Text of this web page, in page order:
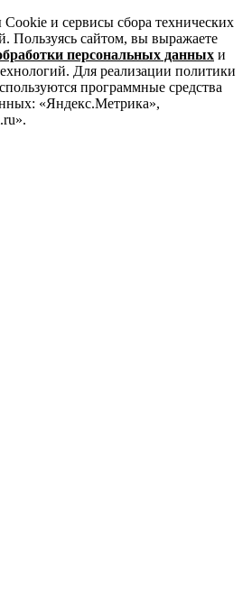
и сервисы сбора технических
Пользуясь сайтом, вы выражаете
персональных данных и
Для реализации политики
программные средства
«Яндекс.Метрика»,